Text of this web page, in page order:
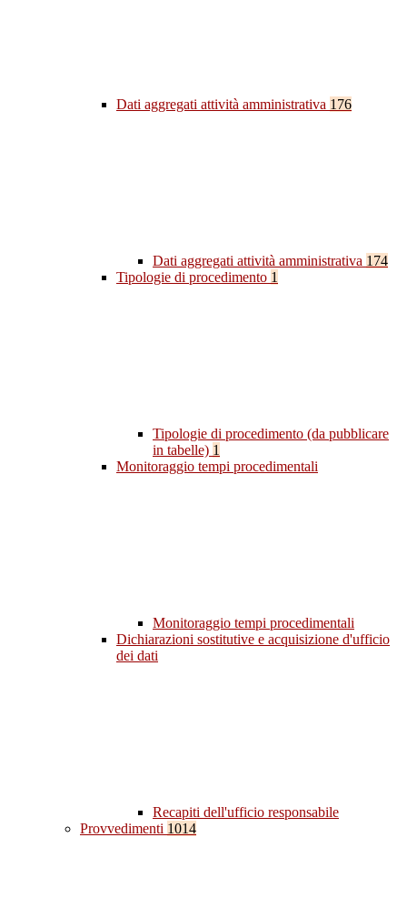
Dati aggregati attività amministrativa 176
Dati aggregati attività amministrativa 174
Tipologie di procedimento 1
Tipologie di procedimento (da pubblicare
in tabelle) 1
Monitoraggio tempi procedimentali
Monitoraggio tempi procedimentali
Dichiarazioni sostitutive e acquisizione d'ufficio
dei dati
Recapiti dell'ufficio responsabile
Provvedimenti 1014